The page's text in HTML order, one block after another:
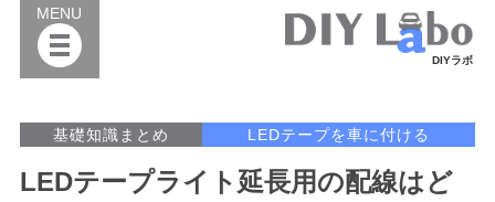
DIYラボ
MENU
基礎知識まとめ LEDテープを車に付ける
LEDテープライト延長用の配線はど